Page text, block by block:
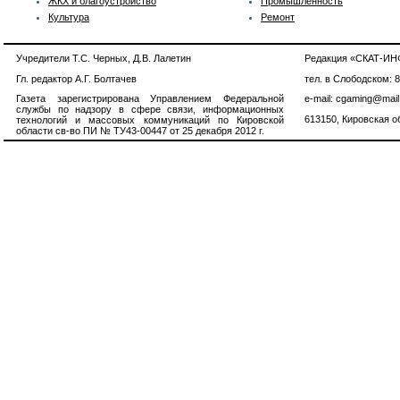
Культура
Ремонт
Учредители Т.С. Черных, Д.В. Лалетин
Гл. редактор А.Г. Болтачев
Газета зарегистрирована Управлением Федеральной
службы по надзору в сфере связи, информационных
технологий и массовых коммуникаций по Кировской
области св-во ПИ № ТУ43-00447 от 25 декабря 2012 г.
Редакция «СКАТ-
тел. в Слободском:
e-mail:
613150, Кировская